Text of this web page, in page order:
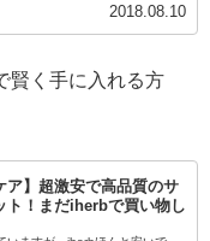
2018.08.10
賢く手に入れる方
ア】超激安で高品質のサ
ト！まだiherbで買い物し